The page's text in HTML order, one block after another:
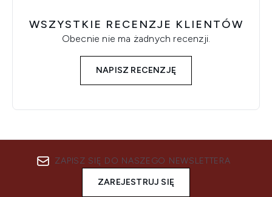
WSZYSTKIE RECENZJE KLIENTÓW
Obecnie nie ma żadnych recenzji.
NAPISZ RECENZJĘ
ZAPISZ SIĘ DO NASZEGO NEWSLETTERA
ZAREJESTRUJ SIĘ